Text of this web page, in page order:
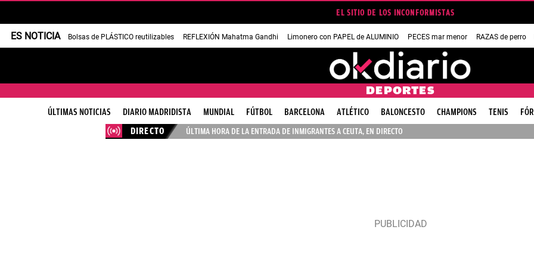
EL SITIO DE LOS INCONFORMISTAS
ES NOTICIA Bolsas de PLÁSTICO reutilizables REFLEXIÓN Mahatma Gandhi Limonero con PAPEL de ALUMINIO PECES mar menor RAZAS de perro
DEPORTES
ÚLTIMAS NOTICIAS DIARIO MADRIDISTA MUNDIAL FÚTBOL BARCELONA ATLÉTICO BALONCESTO CHAMPIONS TENIS
DIRECTO
ÚLTIMA HORA DE LA ENTRADA DE INMIGRANTES A CEUTA, EN DIRECTO